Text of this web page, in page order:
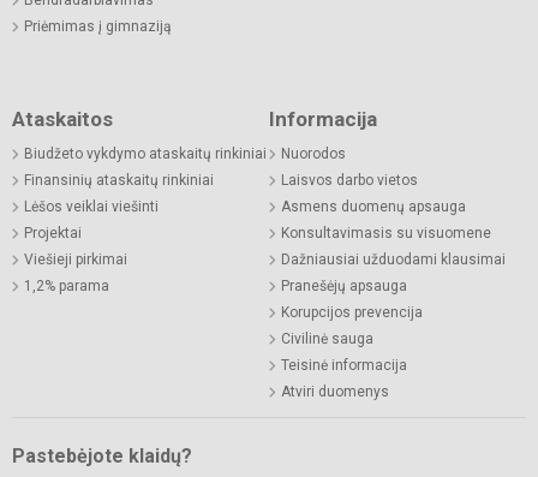
Priėmimas į gimnaziją
Ataskaitos
Biudžeto vykdymo ataskaitų rinkiniai
Finansinių ataskaitų rinkiniai
Lėšos veiklai viešinti
Projektai
Viešieji pirkimai
1,2% parama
Informacija
Nuorodos
Laisvos darbo vietos
Asmens duomenų apsauga
Konsultavimasis su visuomene
Dažniausiai užduodami klausimai
Pranešėjų apsauga
Korupcijos prevencija
Civilinė sauga
Teisinė informacija
Atviri duomenys
Pastebėjote klaidų?